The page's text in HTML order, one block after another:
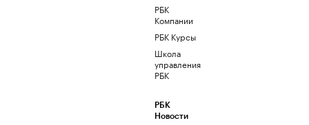
РБК
Компании
РБК Курсы
Школа
управления
РБК
РБК
Новости